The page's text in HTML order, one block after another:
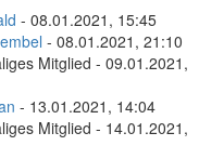
- 08.01.2021, 15:45
- 08.01.2021, 21:10
Mitglied - 09.01.2021,
- 13.01.2021, 14:04
Mitglied - 14.01.2021,